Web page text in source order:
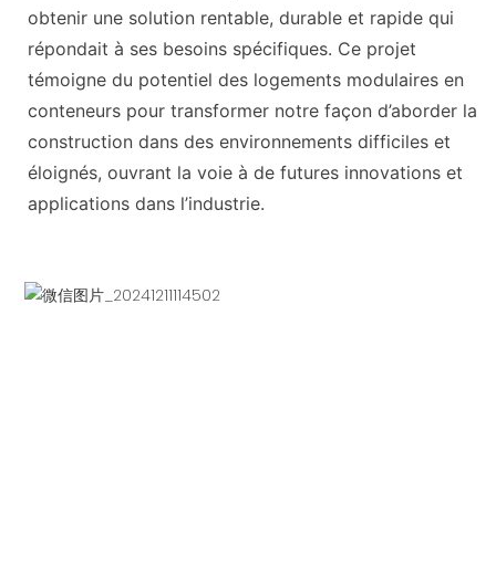
obtenir une solution rentable, durable et rapide qui
répondait à ses besoins spécifiques. Ce projet
témoigne du potentiel des logements modulaires en
conteneurs pour transformer notre façon d’aborder la
construction dans des environnements difficiles et
éloignés, ouvrant la voie à de futures innovations et
applications dans l’industrie.